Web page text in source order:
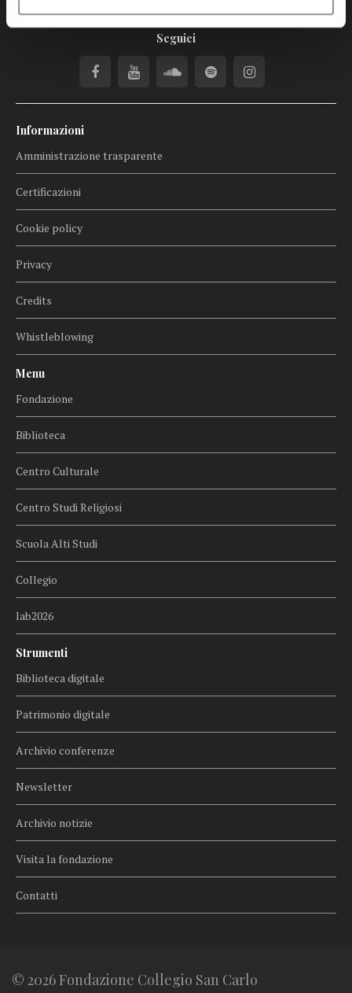
Seguici
Informazioni
Amministrazione trasparente
Certificazioni
Cookie policy
Privacy
Credits
Whistleblowing
Menu
Fondazione
Biblioteca
Centro Culturale
Centro Studi Religiosi
Scuola Alti Studi
Collegio
lab2026
Strumenti
Biblioteca digitale
Patrimonio digitale
Archivio conferenze
Newsletter
Archivio notizie
Visita la fondazione
Contatti
© 2026 Fondazione Collegio San Carlo